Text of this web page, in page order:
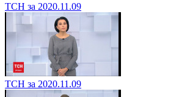
ТСН за 2020.11.09
ТСН за 2020.11.09